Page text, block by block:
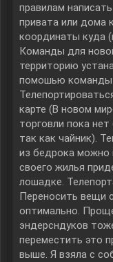
правилам
привата или дома
координаты куда
Команды для
территорию
помошью команды
карте (В новом
торговли пока
так как чайник).
из бедрока можно
своего жилья
лошадке.
Переносить вещи
оптимально.
эндерсндуков
переместить это
выше. Я взяла с